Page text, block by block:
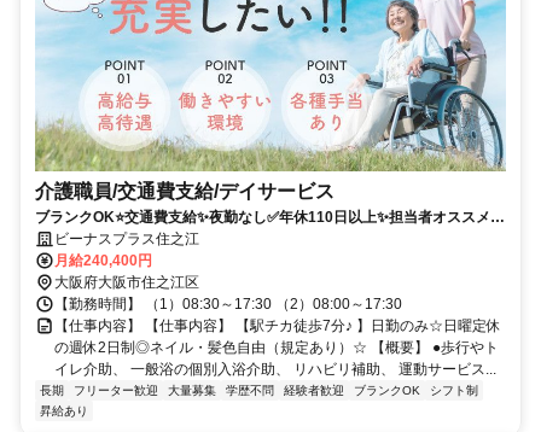
介護職員/交通費支給/デイサービス
ブランクOK⭐️交通費支給✨夜勤なし✅️年休110日以上✨担当者オススメ⭕️
未経験歓迎✨車通勤ＯＫ❗️週休2日⭐️駅チカ
ビーナスプラス住之江
月給240,400円
大阪府大阪市住之江区
【勤務時間】 （1）08:30～17:30 （2）08:00～17:30
【仕事内容】 【仕事内容】 【駅チカ徒歩7分♪ 】日勤のみ☆日曜定休
の週休2日制◎ネイル・髪色自由（規定あり）☆ 【概要】 ●歩行やト
イレ介助、 一般浴の個別入浴介助、 リハビリ補助、 運動サービス...
長期 フリーター歓迎 大量募集 学歴不問 経験者歓迎 ブランクOK
シフト制
昇給あり